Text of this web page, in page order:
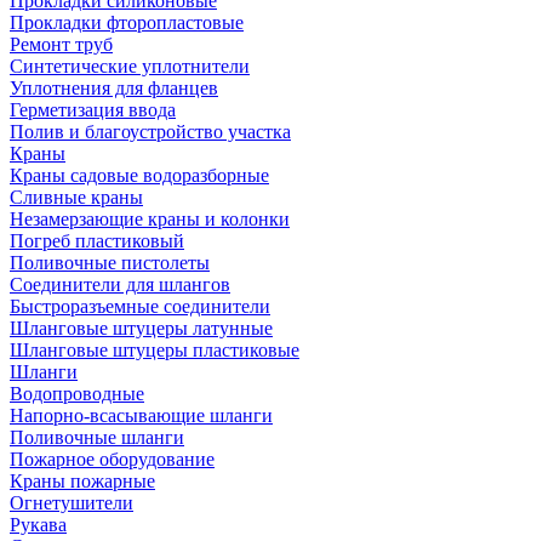
Прокладки фторопластовые
Ремонт труб
Синтетические уплотнители
Уплотнения для фланцев
Герметизация ввода
Полив и благоустройство участка
Краны
Краны садовые водоразборные
Сливные краны
Незамерзающие краны и колонки
Погреб пластиковый
Поливочные пистолеты
Соединители для шлангов
Быстроразъемные соединители
Шланговые штуцеры латунные
Шланговые штуцеры пластиковые
Шланги
Водопроводные
Напорно-всасывающие шланги
Поливочные шланги
Пожарное оборудование
Краны пожарные
Огнетушители
Рукава